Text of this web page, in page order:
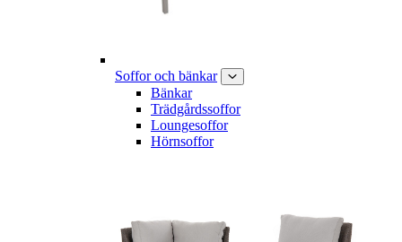
Soffor och bänkar
Bänkar
Trädgårdssoffor
Loungesoffor
Hörnsoffor